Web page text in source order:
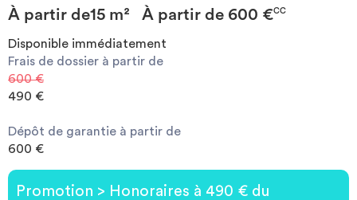
Blog
À partir de15 m² À partir de 600 €CC
Disponible immédiatement
Frais de dossier à partir de
600 €
490 €
Dépôt de garantie à partir de
600 €
Promotion > Honoraires à 490 € du